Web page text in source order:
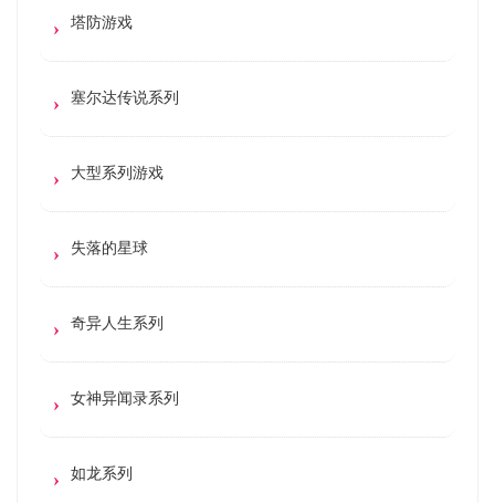
塔防游戏
塞尔达传说系列
大型系列游戏
失落的星球
奇异人生系列
女神异闻录系列
如龙系列